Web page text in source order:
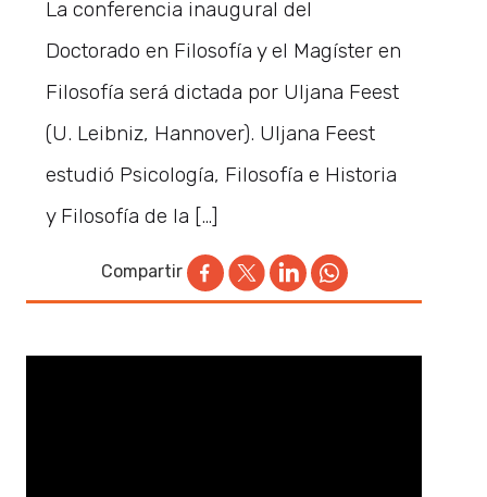
La conferencia inaugural del
Doctorado en Filosofía y el Magíster en
Filosofía será dictada por Uljana Feest
(U. Leibniz, Hannover). Uljana Feest
estudió Psicología, Filosofía e Historia
y Filosofía de la […]
Compartir